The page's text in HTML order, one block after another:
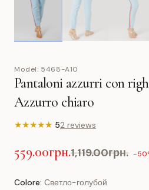
Model: 5468-A10
Pantaloni azzurri con
Azzurro chiaro
★★★★★ 52 reviews
559.00грн.1,119.00грн. -
Colore: Светло-голубой